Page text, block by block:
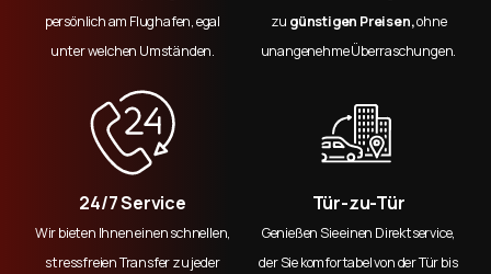
persönlich am Flughafen, egal
unter welchen Umständen.
zu günstigen Preisen,ohne
unangenehme Überraschungen.
24/7 Service
Wir bieten Ihnen einen schnellen,
stressfreien Transfer zu jeder
Tür-zu-Tür
Genießen Sie einen Direktservice,
der Sie komfortabel von der Tür bis